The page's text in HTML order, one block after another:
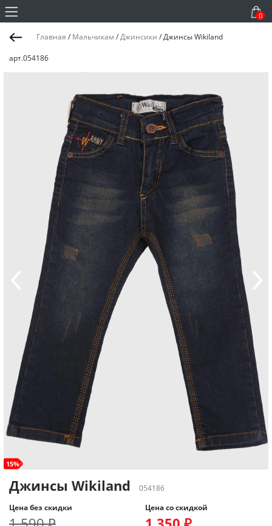
0
Главная / Мальчикам /Джинсики /Джинсы Wikiland
арт.054186
15%
Джинсы Wikiland
054186
Цена без скидки
Цена со скидкой